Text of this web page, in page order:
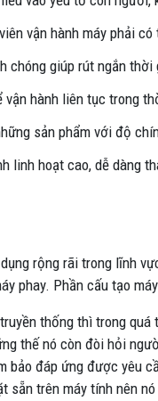
vận hành máy phải
chóng giúp rút ngắn thời
vận hành liên tục trong
sản phẩm với độ
linh hoạt cao, dễ dàng
rộng rãi trong lĩnh
phay. Phần cấu tạo
thống thì trong
thế nó còn đòi hỏi
bảo đáp ứng được yêu
trên máy tính nên